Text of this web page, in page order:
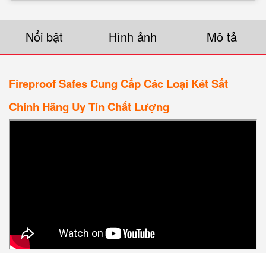
Nổi bật Hình ảnh Mô tả
Fireproof Safes Cung Cấp Các Loại Két Sắt
Chính Hãng Uy Tín Chất Lượng